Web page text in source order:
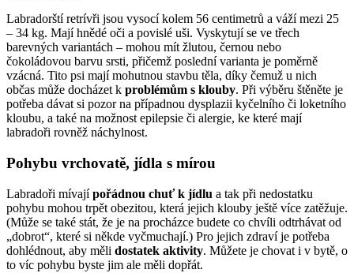
Labradorští retrívři jsou vysocí kolem 56 centimetrů a váží mezi 25
– 34 kg. Mají hnědé oči a povislé uši. Vyskytují se ve třech
barevných variantách – mohou mít žlutou, černou nebo
čokoládovou barvu srsti, přičemž poslední varianta je poměrně
vzácná. Tito psi mají mohutnou stavbu těla, díky čemuž u nich
občas může docházet k problémům s klouby. Při výběru štěněte je
potřeba dávat si pozor na případnou dysplazii kyčelního či loketního
kloubu, a také na možnost epilepsie či alergie, ke které mají
labradoři rovněž náchylnost.
Pohybu vrchovatě, jídla s mírou
Labradoři mívajípořádnou chuť k jídlu a tak při nedostatku
pohybu mohou trpět obezitou, která jejich klouby ještě více zatěžuje.
(Může se také stát, že je na procházce budete co chvíli odtrhávat od
„dobrot“, které si někde vyčmuchají.) Pro jejich zdraví je potřeba
dohlédnout, aby měli dostatek aktivity. Můžete je chovat i v bytě, o
to víc pohybu byste jim ale měli dopřát.